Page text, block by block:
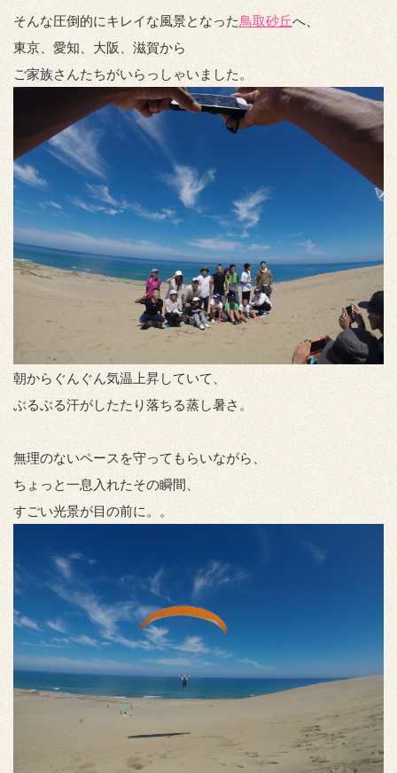
そんな圧倒的にキレイな風景となった鳥取砂丘へ、
東京、愛知、大阪、滋賀から
ご家族さんたちがいらっしゃいました。
朝からぐんぐん気温上昇していて、
ぶるぶる汗がしたたり落ちる蒸し暑さ。
無理のないペースを守ってもらいながら、
ちょっと一息入れたその瞬間、
すごい光景が目の前に。。